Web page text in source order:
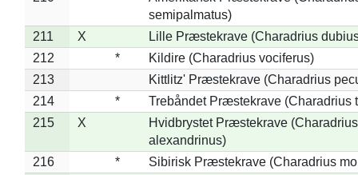
semipalmatus)
211
X
Lille Præstekrave (Charadrius
212
*
Kildire (Charadrius vociferus)
213
Kittlitz' Præstekrave (Charadrius
214
*
Trebåndet Præstekrave (Charadrius
215
X
Hvidbrystet Præstekrave (Charadrius
alexandrinus)
216
*
Sibirisk Præstekrave (Charadrius